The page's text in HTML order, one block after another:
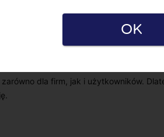
Polityką prywatności. Oświadczam
dla firm, jak i użytkowników.
OK